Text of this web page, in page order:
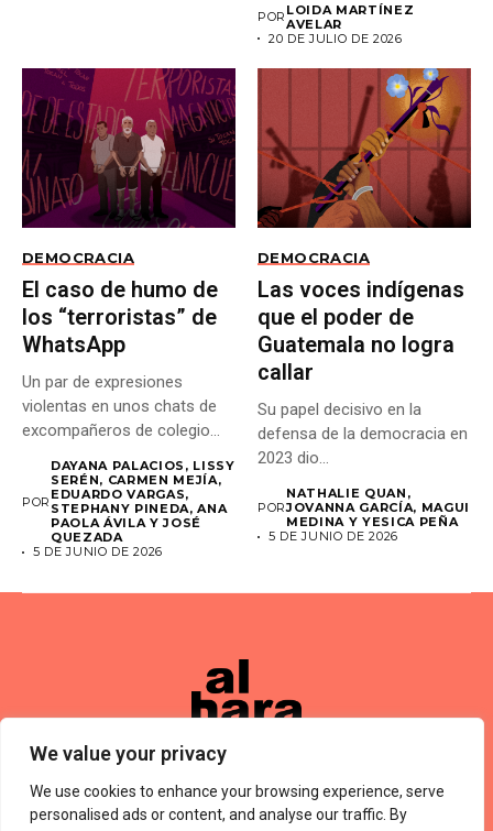
We value your privacy
We use cookies to enhance your browsing experience, serve
personalised ads or content, and analyse our traffic. By
POR LOIDA MARTÍNEZ
AVELAR
20 DE JULIO DE 2026
DEMOCRACIA
El caso de humo de
los “terroristas” de
WhatsApp
Un par de expresiones
violentas en unos chats de
excompañeros de colegio...
POR
DAYANA PALACIOS, LISSY
SERÉN, CARMEN MEJÍA,
EDUARDO VARGAS,
STEPHANY PINEDA, ANA
PAOLA ÁVILA Y JOSÉ
QUEZADA
5 DE JUNIO DE 2026
DEMOCRACIA
Las voces indígenas
que el poder de
Guatemala no logra
callar
Su papel decisivo en la
defensa de la democracia en
2023 dio...
POR
NATHALIE QUAN,
JOVANNA GARCÍA, MAGUI
MEDINA Y YESICA PEÑA
5 DE JUNIO DE 2026
Términos De UsoAbout UsPolítica De Privacidad
Private PolicyForums
© 2024 Alharaca